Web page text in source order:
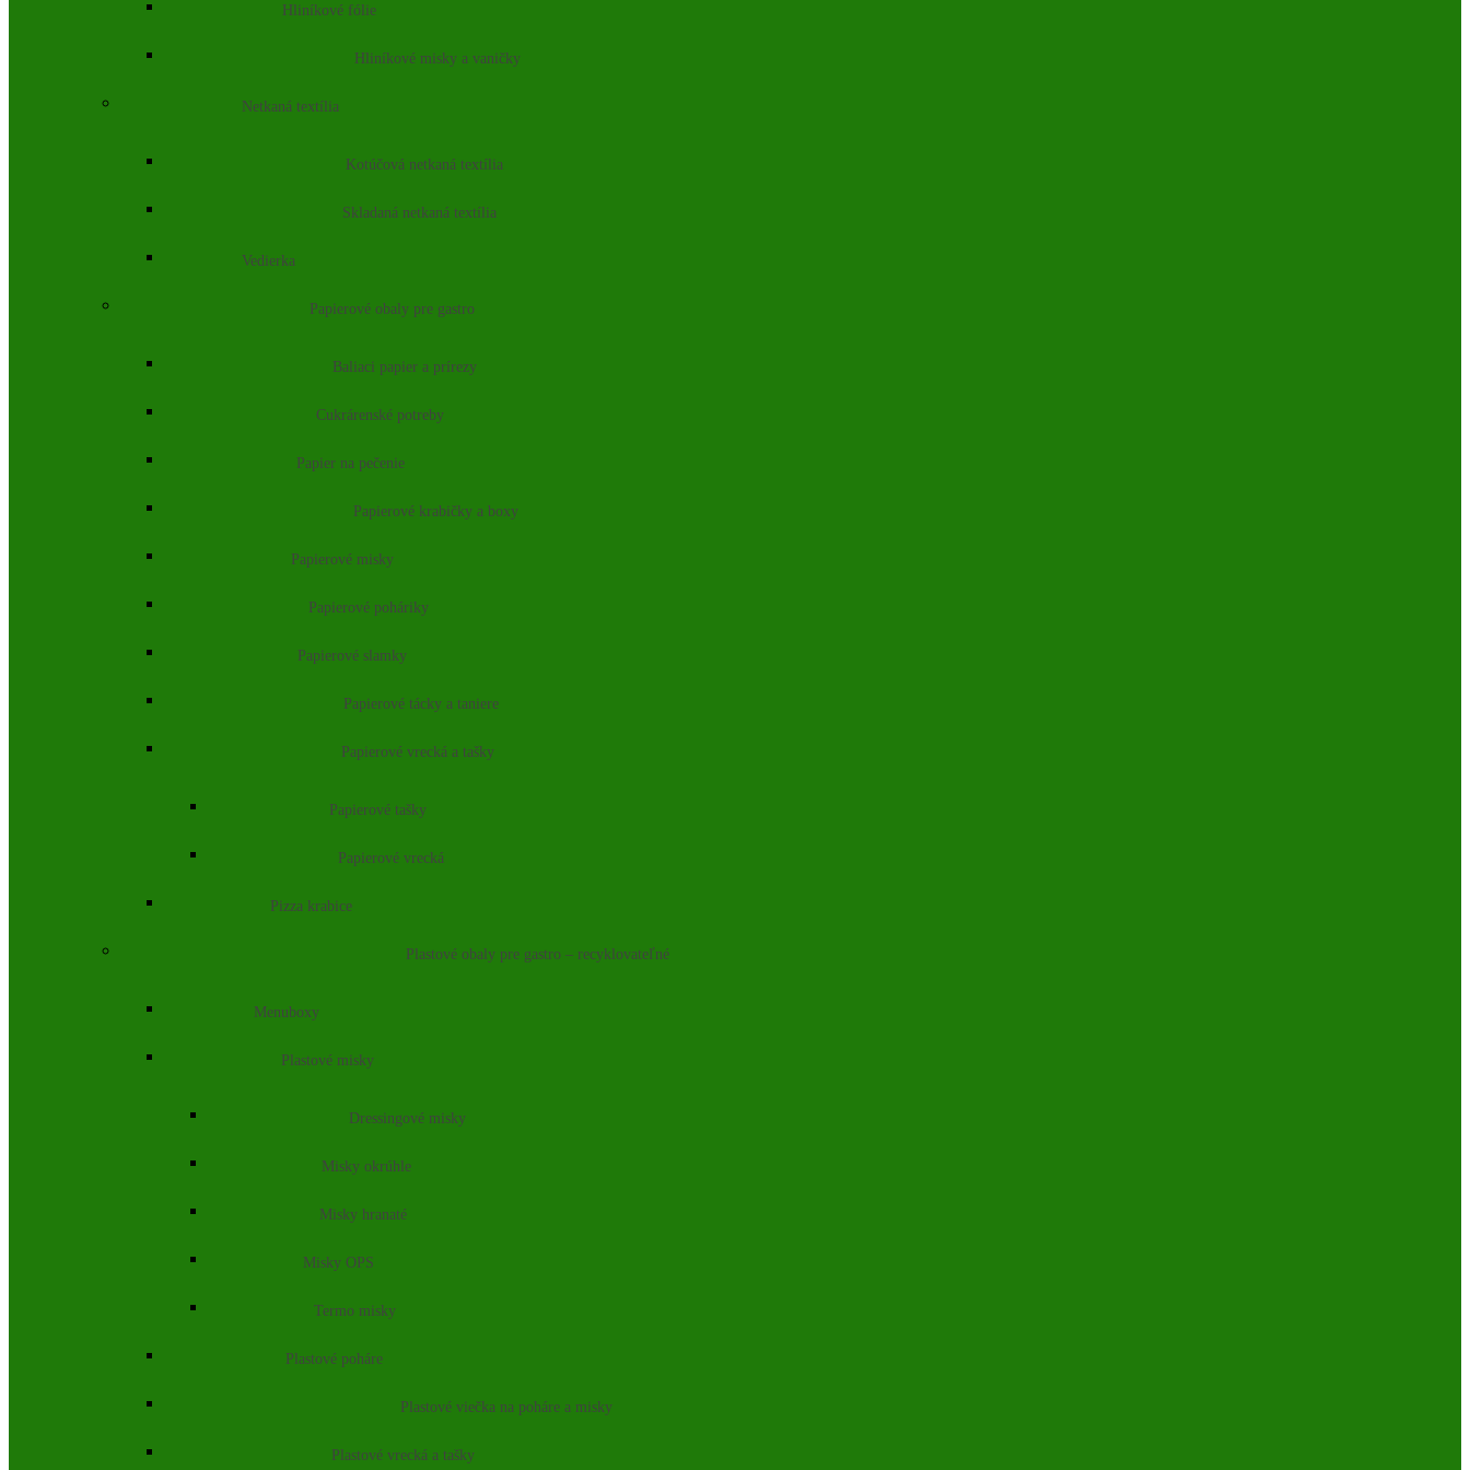
Hliníkové fólie
Hliníkové misky a vaničky
Netkaná textília
Kotúčová netkaná textília
Skladaná netkaná textília
Vedierka
Papierové obaly pre gastro
Baliaci papier a prírezy
Cukrárenské potreby
Papier na pečenie
Papierové krabičky a boxy
Papierové misky
Papierové poháriky
Papierové slamky
Papierové tácky a taniere
Papierové vrecká a tašky
Papierové tašky
Papierové vrecká
Pizza krabice
Plastové obaly pre gastro – recyklovateľné
Menuboxy
Plastové misky
Dressingové misky
Misky okrúhle
Misky hranaté
Misky OPS
Termo misky
Plastové poháre
Plastové viečka na poháre a misky
Plastové vrecká a tašky